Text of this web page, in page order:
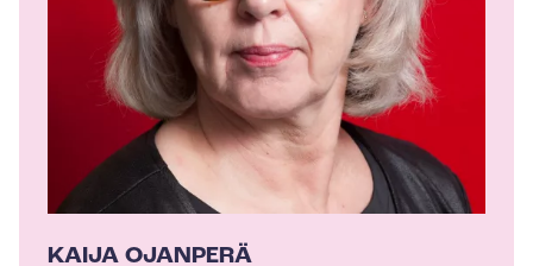
KAIJA OJANPERÄ